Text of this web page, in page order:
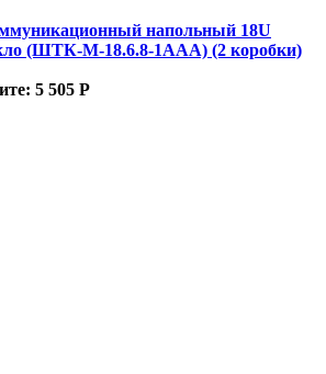
напольный 18U
(ШТК-М-18.6.8-1AAA) (2 коробки)
5 505 Р